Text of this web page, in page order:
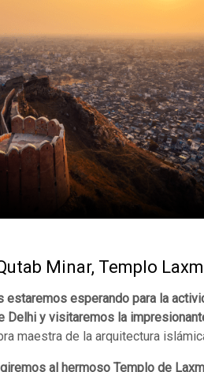
Minar, Templo
estaremos esperando para la
Delhi y visitaremos la
maestra de la arquitectura
al hermoso Templo de